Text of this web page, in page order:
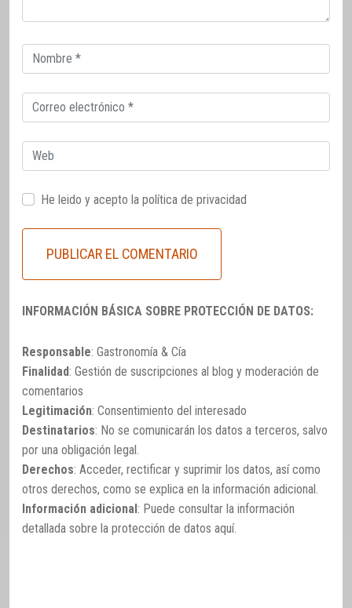
Correo
electrónico
Correo
electrónico
Web
He leido y acepto la política de privacidad
INFORMACIÓN BÁSICA SOBRE PROTECCIÓN DE DATOS:
Responsable: Gastronomía & Cía
Finalidad: Gestión de suscripciones al blog y moderación de
comentarios
Legitimación: Consentimiento del interesado
Destinatarios: No se comunicarán los datos a terceros, salvo
por una obligación legal.
Derechos: Acceder, rectificar y suprimir los datos, así como
otros derechos, como se explica en la información adicional.
Información adicional : Puede consultar la información
detallada sobre la protección de datos aquí.